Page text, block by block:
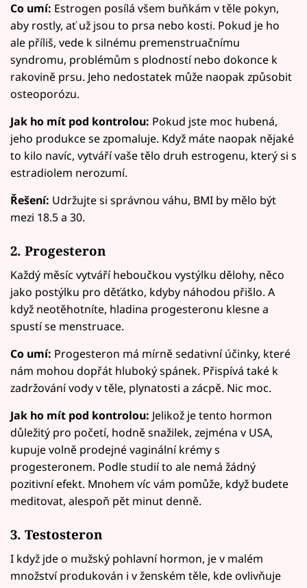
Co umí: Estrogen posílá všem buňkám v těle pokyn,
aby rostly, ať už jsou to prsa nebo kosti. Pokud je ho
ale příliš, vede k silnému premenstruačnímu
syndromu, problémům s plodností nebo dokonce k
rakovině prsu. Jeho nedostatek může naopak způsobit
osteoporózu.
Jak ho mít pod kontrolou: Pokud jste moc hubená,
jeho produkce se zpomaluje. Když máte naopak nějaké
to kilo navíc, vytváří vaše tělo druh estrogenu, který si s
estradiolem nerozumí.
Řešení: Udržujte si správnou váhu, BMI by mělo být
mezi 18.5 a 30.
2. Progesteron
Každý měsíc vytváří heboučkou vystýlku dělohy, něco
jako postýlku pro děťátko, kdyby náhodou přišlo. A
když neotěhotníte, hladina progesteronu klesne a
spustí se menstruace.
Co umí: Progesteron má mírně sedativní účinky, které
nám mohou dopřát hluboký spánek. Přispívá také k
zadržování vody v těle, plynatosti a zácpě. Nic moc.
Jak ho mít pod kontrolou: Jelikož je tento hormon
důležitý pro početí, hodně snažilek, zejména v USA,
kupuje volně prodejné vaginální krémy s
progesteronem. Podle studií to ale nemá žádný
pozitivní efekt. Mnohem víc vám pomůže, když budete
meditovat, alespoň pět minut denně.
3. Testosteron
I když jde o mužský pohlavní hormon, je v malém
množství produkován i v ženském těle, kde ovlivňuje